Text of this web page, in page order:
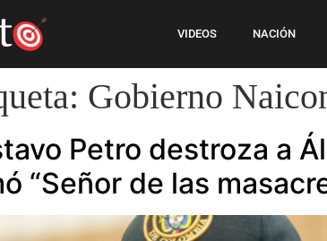
VIDEOS NACIÓN
Gobierno
Petro destroza a
“Señor de las